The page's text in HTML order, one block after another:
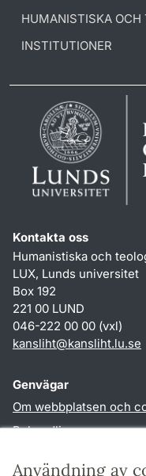
Användning av
HUMANISTISKA OCH
INSTITUTIONER
Kontakta oss
Humanistiska och
LUX, Lunds universitet
Box 192
221 00 LUND
046-222 00 00 (vxl)
kansliht@kansliht.lu.se
Genvägar
Om webbplatsen och
Behandling av